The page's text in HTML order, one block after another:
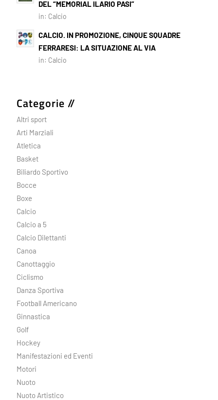
DEL “MEMORIAL ILARIO PASI”
in: Calcio
CALCIO. IN PROMOZIONE, CINQUE SQUADRE
FERRARESI: LA SITUAZIONE AL VIA
in: Calcio
Categorie //
Altri sport
Arti Marziali
Atletica
Basket
Biliardo Sportivo
Bocce
Boxe
Calcio
Calcio a 5
Calcio Dilettanti
Canoa
Canottaggio
Ciclismo
Danza Sportiva
Football Americano
Ginnastica
Golf
Hockey
Manifestazioni ed Eventi
Motori
Nuoto
Nuoto Artistico